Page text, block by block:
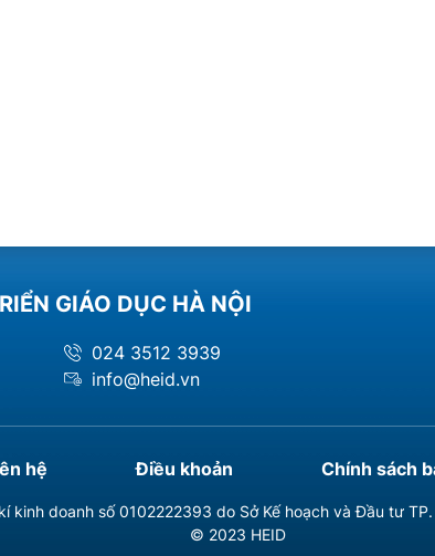
GIÁO DỤC HÀ NỘI
024 3512 3939
info@heid.vn
hệ Điều khoản Chính sách
kinh doanh số 0102222393 do Sở Kế hoạch và Đầu tư
© 2023 HEID